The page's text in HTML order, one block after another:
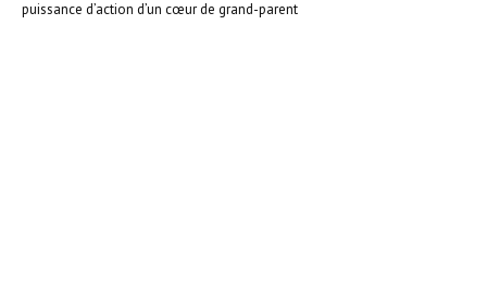
puissance d’action d’un cœur de grand-parent